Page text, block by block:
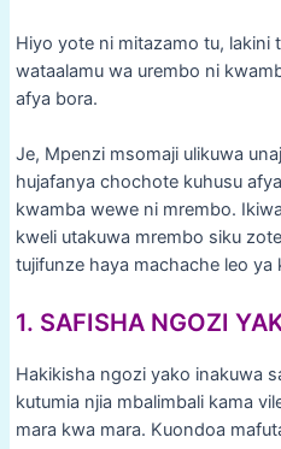
Hiyo yote ni mitazamo tu, lakini
wataalamu wa urembo ni
afya bora.
Je, Mpenzi msomaji ulikuwa
hujafanya chochote kuhusu
kwamba wewe ni mrembo.
kweli utakuwa mrembo siku
tujifunze haya machache leo ya
1. SAFISHA NGOZI
Hakikisha ngozi yako inakuwa
kutumia njia mbalimbali kama
mara kwa mara. Kuondoa